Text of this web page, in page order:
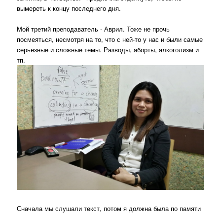
вымереть к концу последнего дня.
Мой третий преподаватель - Аврил. Тоже не прочь
посмеяться, несмотря на то, что с ней-то у нас и были самые
серьезные и сложные темы. Разводы, аборты, алкоголизм и
тп.
Сначала мы слушали текст, потом я должна была по памяти